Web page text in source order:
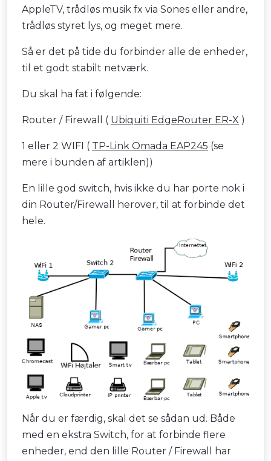
AppleTV, trådløs musik fx via Sones eller andre,
trådløs styret lys, og meget mere.
Så er det på tide du forbinder alle de enheder,
til et godt stabilt netværk.
Du skal ha fat i følgende:
Router / Firewall ( Ubiquiti EdgeRouter ER-X )
1 eller 2 WIFI ( TP-Link Omada EAP245 (se
mere i bunden af artiklen))
En lille god switch, hvis ikke du har porte nok i
din Router/Firewall herover, til at forbinde det
hele.
Når du er færdig, skal det se sådan ud. Både
med en ekstra Switch, for at forbinde flere
enheder, end den lille Router / Firewall har